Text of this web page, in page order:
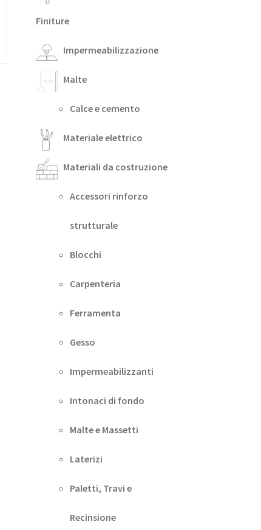
Finiture
Impermeabilizzazione
Malte
Calce e cemento
Materiale elettrico
Materiali da costruzione
Accessori rinforzo
strutturale
Blocchi
Carpenteria
Ferramenta
Gesso
Impermeabilizzanti
Intonaci di fondo
Malte e Massetti
Laterizi
Paletti, Travi e
Recinsione